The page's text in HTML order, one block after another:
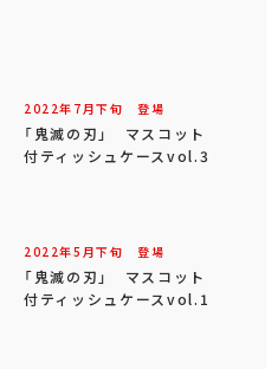
2022年 7 月下旬 登場
「鬼滅の刃」 マスコット
付ティッシュケースvol.3
2022年5 月下旬 登場
「鬼滅の刃」 マスコット
付ティッシュケースvol.1